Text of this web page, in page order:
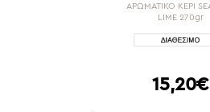
ΑΡΩΜΑΤΙΚΟ ΚΕΡΙ
LIME 270gr
15,20€